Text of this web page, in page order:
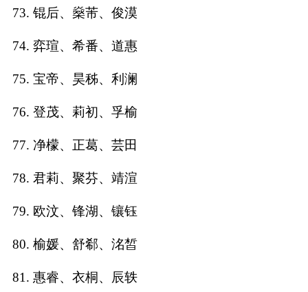
73. 锟后、燊芾、俊漠
74. 弈瑄、希番、道惠
75. 宝帝、昊秭、利澜
76. 登茂、莉初、孚榆
77. 净檬、正葛、芸田
78. 君莉、聚芬、靖渲
79. 欧汶、锋湖、镶钰
80. 榆媛、舒郗、洺皙
81. 惠睿、衣桐、辰轶